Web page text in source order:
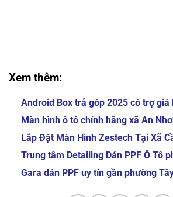
Xem thêm:
Android Box trả góp 2025 có trợ giá
Màn hình ô tô chính hãng xã An
Lắp Đặt Màn Hình Zestech Tại Xã
Gara dán PPF uy tín gần phường